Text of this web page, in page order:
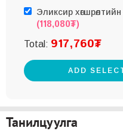
Эликсир
(118,080₮)
Total: 917,760₮
ADD
Танилцуулга